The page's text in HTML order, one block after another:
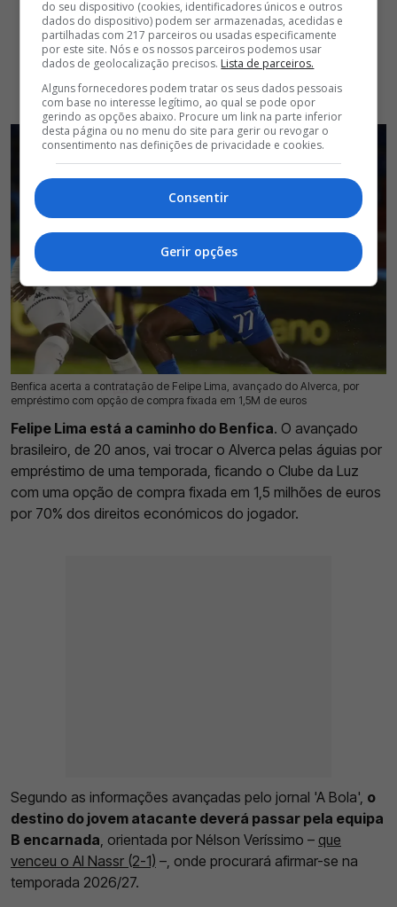
Benfica acerta a contratação de Felipe Lima, avançado do Alverca, por
empréstimo com opção de compra fixada em 1,5M de euros
23 Jul 2026 | 17:34 | 0
Felipe Lima está a caminho do Benfica. O avançado
brasileiro, de 20 anos, vai trocar o Alverca pelas águias por
empréstimo de uma temporada, ficando o Clube da Luz
com uma opção de compra fixada em 1,5 milhões de euros
por 70% dos direitos económicos do jogador.
Segundo as informações avançadas pelo jornal 'A Bola', o
destino do jovem atacante deverá passar pela equipa
B encarnada, orientada por Nélson Veríssimo – que
venceu o Al Nassr (2-1) –, onde procurará afirmar-se na
temporada 2026/27.
do seu dispositivo (cookies, identificadores únicos e outros
dados do dispositivo) podem ser armazenadas, acedidas e
partilhadas com 217 parceiros ou usadas especificamente
por este site. Nós e os nossos parceiros podemos usar
dados de geolocalização precisos. Lista de parceiros.
Alguns fornecedores podem tratar os seus dados pessoais
com base no interesse legítimo, ao qual se pode opor
gerindo as opções abaixo. Procure um link na parte inferior
desta página ou no menu do site para gerir ou revogar o
consentimento nas definições de privacidade e cookies.
Consentir
Gerir opções